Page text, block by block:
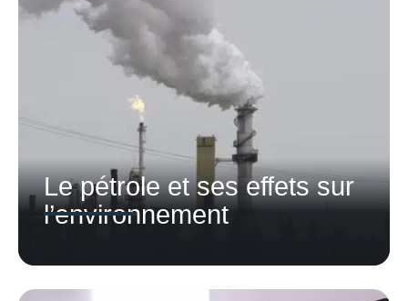
Le pétrole et ses effets sur
l’environnement